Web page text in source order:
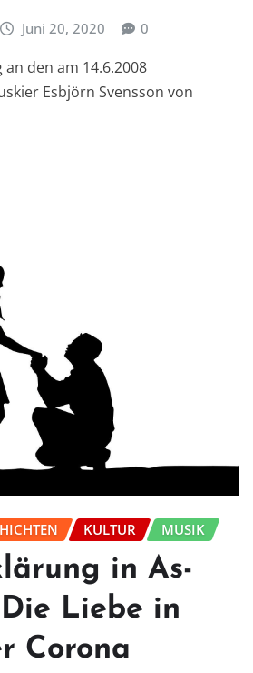
Juni 20, 2020 0
den am 14.6.2008
Esbjörn Svensson von
KULTUR MUSIK
in As-
Liebe in
Corona